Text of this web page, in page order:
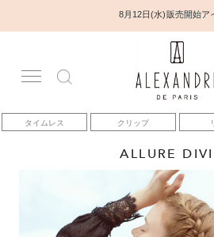
8月12日(水) 販売開始ア
タイムレス クリップ
アカウント
アイテム
コレクション
ALLURE